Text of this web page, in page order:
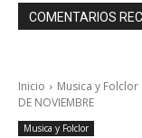
COMENTARIOS